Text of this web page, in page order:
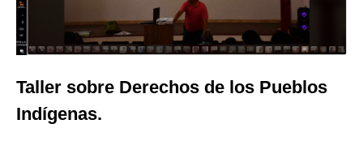
Taller sobre Derechos de los Pueblos
Indígenas.